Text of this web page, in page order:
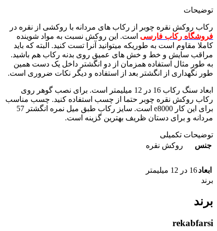
توضیحات
رکاب روکش نقره چوبر از رکاب های مردانه با روکشی از نقره در
فروشگاه رکاب فارسی است. این روکش نسبت به مواد شوینده
کاملا مقاوم است به طوریکه میتوانید آنرا تست کنید. البته که باید
مراقب سایش و خط و خش های عمیق روی بدنه رکاب هم باشید.
به طور مثال استفاده همزمان از دو انگشتر داخل یک دست همین
طور نگهداری از انگشتر بعد از استفاده و دیگر نکات ضروری است.
ابعاد سنگ رکاب 16 در 12 میلیمتر است. برای نصب گوهر روی
رکاب روکش نقره چوبر حتما از چسب استفاده کنید. چسب مناسب
برای این کار e8000 است. سایز رکاب طبق میل نمره انگشتر 57
مردانه و برای دستان ظریف بهترین گزینه است.
توضیحات تکمیلی
جنس
روکش نقره
ابعاد16 در 12 میلیمتر
برند
برند
rekabfarsi